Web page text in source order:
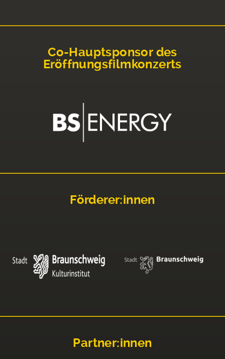
Co-Hauptsponsor des
Eröffnungsfilmkonzerts
Förderer:innen
Partner:innen